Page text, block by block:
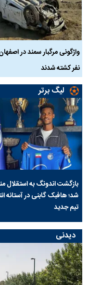
نفر کشته شدند
لیگ برتر
بازگشت اندونگ به استقلال
شد؛ هافبک گابنی در آستانه
تیم جدید
دیدنی